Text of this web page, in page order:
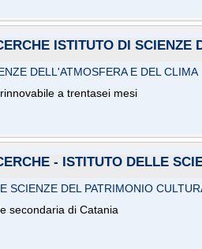
ISTITUTO DI SCIENZE
DELL'ATMOSFERA E DEL CLIMA
a trentasei mesi
- ISTITUTO DELLE
DEL PATRIMONIO
secondaria di Catania